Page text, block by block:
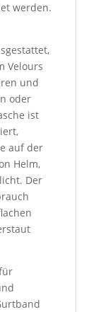
werden.
Velours
und
oder
ist
auf der
Helm,
Der